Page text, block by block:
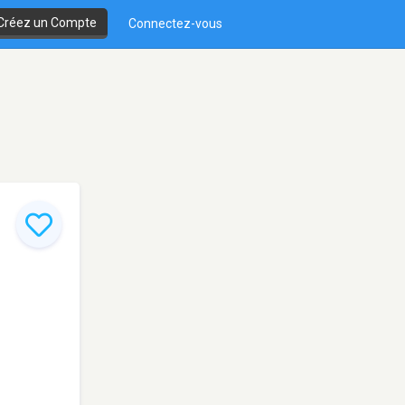
un Compte Connectez-vous